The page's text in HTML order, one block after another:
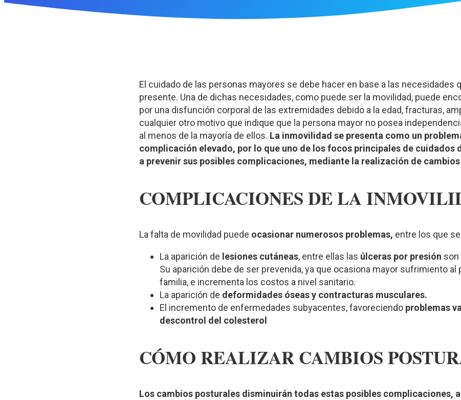
El cuidado de las personas mayores se debe hacer en base a las necesidades
presente. Una de dichas necesidades, como puede ser la movilidad, puede
por una disfunción corporal de las extremidades debido a la edad, fracturas,
cualquier otro motivo que indique que la persona mayor no posea
al menos de la mayoría de ellos. La inmovilidad se presenta como un
complicación elevado, por lo que uno de los focos principales de cuidados
a prevenir sus posibles complicaciones, mediante la realización de
COMPLICACIONES DE LA
La falta de movilidad puede ocasionar numerosos problemas, entre los que
La aparición de lesiones cutáneas, entre ellas las úlceras por presión
Su aparición debe de ser prevenida, ya que ocasiona mayor sufrimiento al
familia, e incrementa los costos a nivel sanitario.
La aparición de deformidades óseas y contracturas musculares.
El incremento de enfermedades subyacentes, favoreciendo problemas
descontrol del colesterol
CÓMO REALIZAR CAMBIOS
Los cambios posturales disminuirán todas estas posibles complicaciones,